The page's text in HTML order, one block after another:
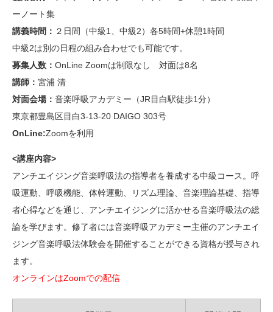
ーノート集
講義時間： ２日間（中級1、中級2）各5時間+休憩1時間
中級2は別の日程の組み合わせでも可能です。
募集人数： OnLine Zoomは制限なし 対面は8名
講師： 宮浦 清
対面会場： 音楽呼吸アカデミー（JR目白駅徒歩1分）
東京都豊島区目白3-13-20 DAIGO 303号
OnLine:Zoomを利用
<講座内容>
アンチエイジング音楽呼吸法の指導者を養成する中級コース。呼
吸運動、呼吸機能、体幹運動、リズム理論、音楽理論基礎、指導
者心得などを通じ、アンチエイジングに活かせる音楽呼吸法の総
論を学びます。修了者には音楽呼吸アカデミー主催のアンチエイ
ジング音楽呼吸法体験会を開催することができる資格が授与され
ます。
オンラインはZoomでの配信